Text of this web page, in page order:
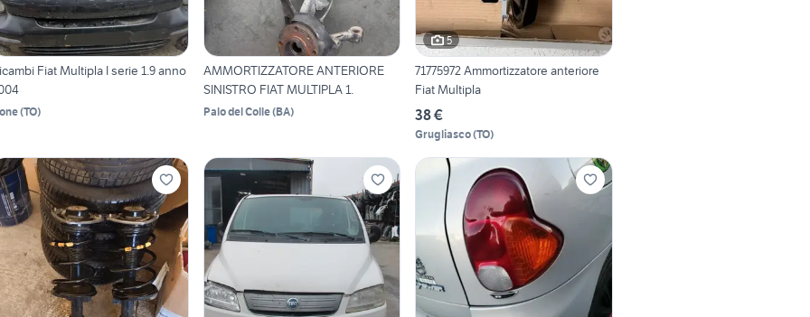
Fiat Multipla I serie 1.9 anno
(TO)
AMMORTIZZATORE ANTERIORE
SINISTRO FIAT MULTIPLA 1.
Palo del Colle(BA)
5
71775972 Ammortizzatore anteriore
Fiat Multipla
38 €
Grugliasco(TO)